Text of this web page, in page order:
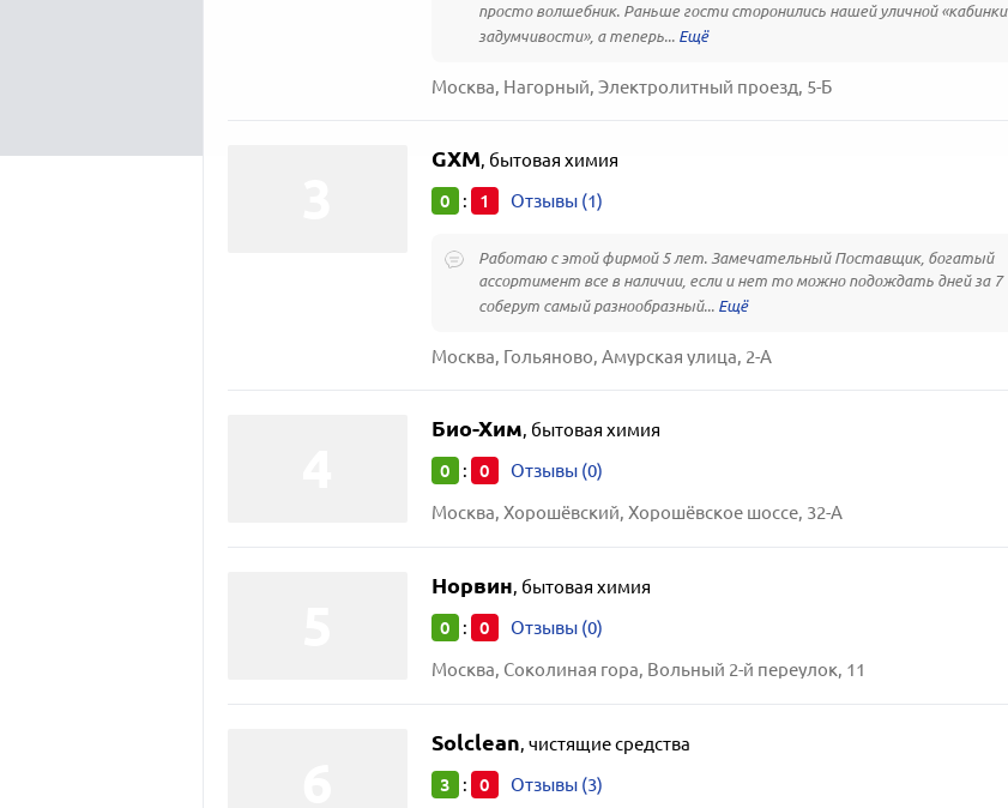
просто волшебник. Раньше гости сторонились нашей уличной «кабинки
задумчивости», а теперь...
Москва, Нагорный, Электролитный проезд, 5-Б
GXM, бытовая химия
0 : 1 Отзывы (1)
Работаю с этой фирмой 5 лет. Замечательный Поставщик, богатый
ассортимент все в наличии, если и нет то можно подождать дней за 7
соберут самый разнообразный...
Москва, Гольяново, Амурская улица, 2-А
Био-Хим, бытовая химия
0 : 0 Отзывы (0)
Москва, Хорошёвский, Хорошёвское шоссе, 32-А
Норвин, бытовая химия
0 : 0 Отзывы (0)
Москва, Соколиная гора, Вольный 2-й переулок, 11
Solclean, чистящие средства
3 : 0 Отзывы (3)